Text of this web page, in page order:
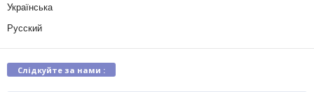
Українська
Русский
Слідкуйте за нами :